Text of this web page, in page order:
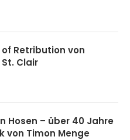
Retribution von
Clair
Hosen – über 40 Jahre
von Timon Menge